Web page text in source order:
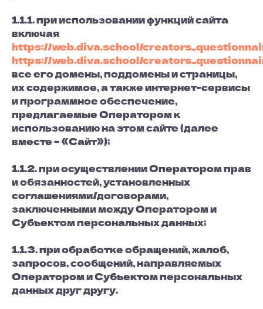
1.1.1. при использовании функций сайта
включая
https://web.diva.school/
https://web.diva.school/
все его домены, поддомены и страницы,
их содержимое, а также интернет-сервисы
и программное обеспечение,
предлагаемые Оператором к
использованию на этом сайте (далее
вместе – «Сайт»);
1.1.2. при осуществлении Оператором прав
и обязанностей, установленных
соглашениями/договорами,
заключенными между Оператором и
Субъектом персональных данных;
1.1.3. при обработке обращений, жалоб,
запросов, сообщений, направляемых
Оператором и Субъектом персональных
данных друг другу.